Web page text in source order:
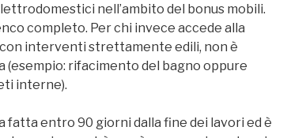
nell’ambito del bonus mobili.
completo. Per chi invece accede alla
interventi strettamente edili, non è
(esempio: rifacimento del bagno oppure
interne).
fatta entro 90 giorni dalla fine dei lavori ed è